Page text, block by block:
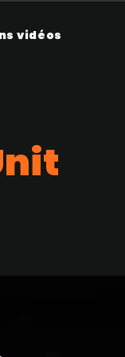
vidéos